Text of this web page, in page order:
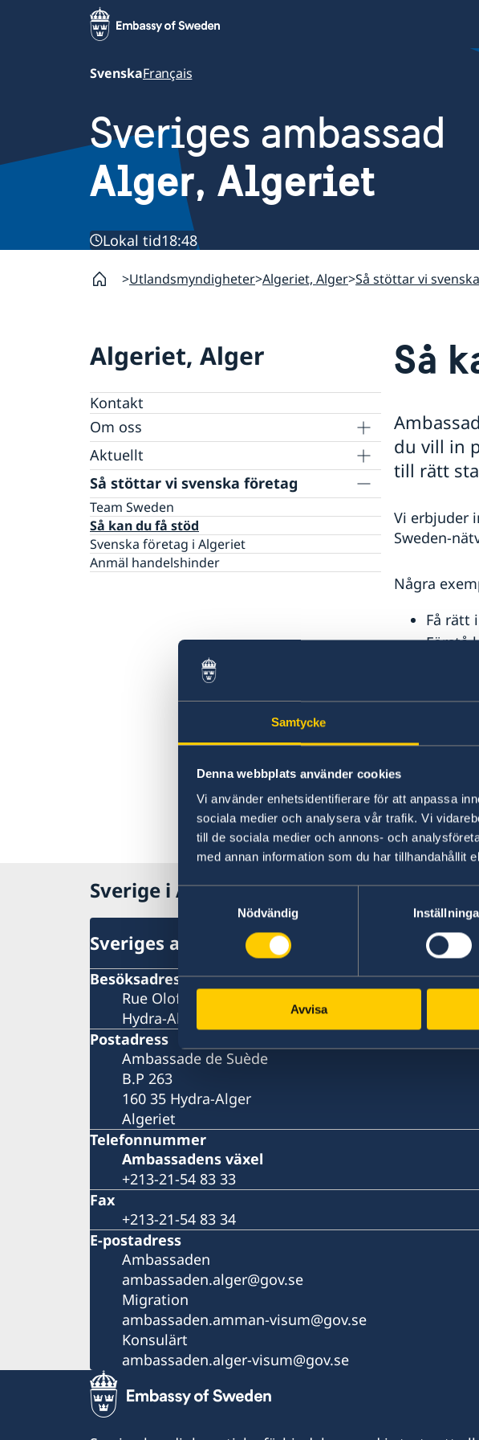
Samtycke
Denna webbplats använder cookies
Vi använder enhetsidentifierare för att anpassa
sociala medier och analysera vår trafik. Vi
till de sociala medier och annons- och
med annan information som du har tillhandahållit
Samtyckesval
Nödvändig
Avvisa
SvenskaFrançais
Sveriges ambassad
Alger, Algeriet
Lokal tid18:48
Utlandsmyndigheter Algeriet, Alger Så stöttar vi
Algeriet, Alger
Kontakt
Om oss
Helg- och tjänstgöringsfria dagar 2026
Ambassadens personal
Aktuellt
Nyheter
Så stöttar vi svenska företag
Team Sweden
Så kan du få stöd
Svenska företag i Algeriet
Anmäl handelshinder
Så
du vill in
till rätt
Vi erbjuder
Sweden-
Några
Få rätt
Förstå
Som
Senast
Sverige i Algeriet
Sveriges ambassad
Besöksadress
Rue Olof Palme
Hydra-Alger
Postadress
Ambassade de Suède
B.P 263
160 35 Hydra-Alger
Algeriet
Telefonnummer
Ambassadens växel
+213-21-54 83 33
Fax
+213-21-54 83 34
E-postadress
Ambassaden
ambassaden.alger@gov.se
Migration
ambassaden.amman-visum@gov.se
Konsulärt
ambassaden.alger-visum@gov.se